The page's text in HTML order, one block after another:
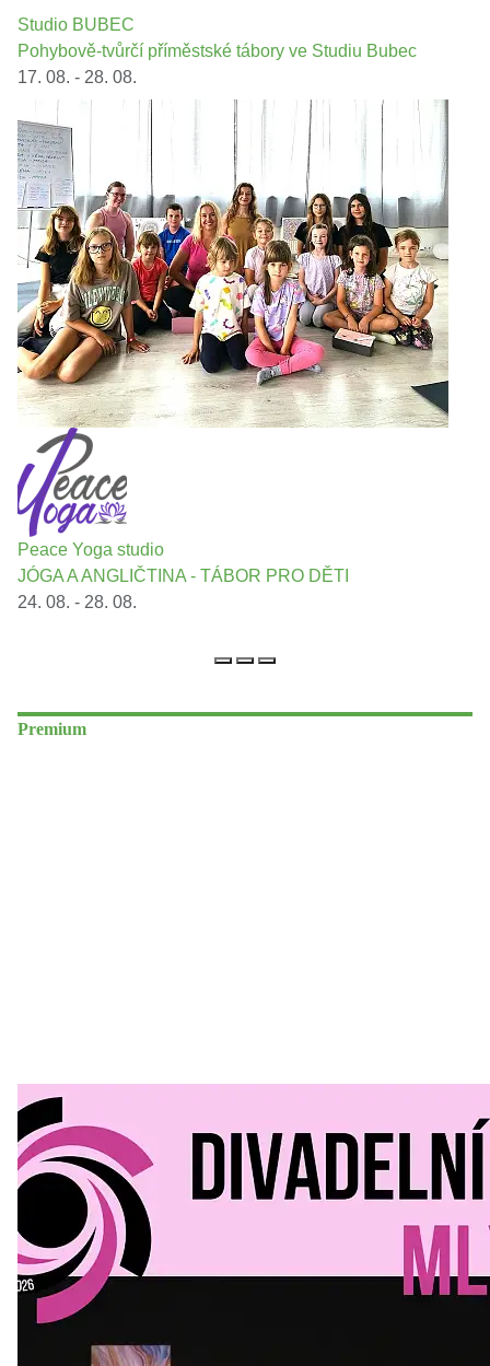
Studio BUBEC
Pohybově-tvůrčí příměstské tábory ve Studiu Bubec
17. 08. - 28. 08.
Peace Yoga studio
JÓGA A ANGLIČTINA - TÁBOR PRO DĚTI
24. 08. - 28. 08.
Premium
Divadelní Mlýn 30. 07. 2026
Kultura a volný čas
Divadelní mlýn. 15. až 18. října KD
MLEJN. Vstupenky již v prodeji.
Přijďte na přátelský festival divadla a inspirace 15. až 18.
října 2026 Vstupenky již v prodeji na GOOUT -
https://divadelnimlyn.cz/vstupenky Představ si čtyři dny